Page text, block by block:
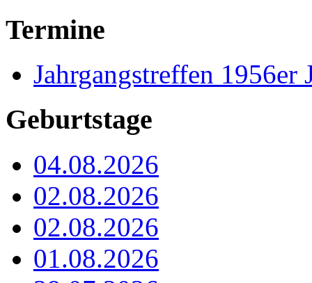
Termine
Jahrgangstreffen 1956er
Geburtstage
04.08.2026
02.08.2026
02.08.2026
01.08.2026